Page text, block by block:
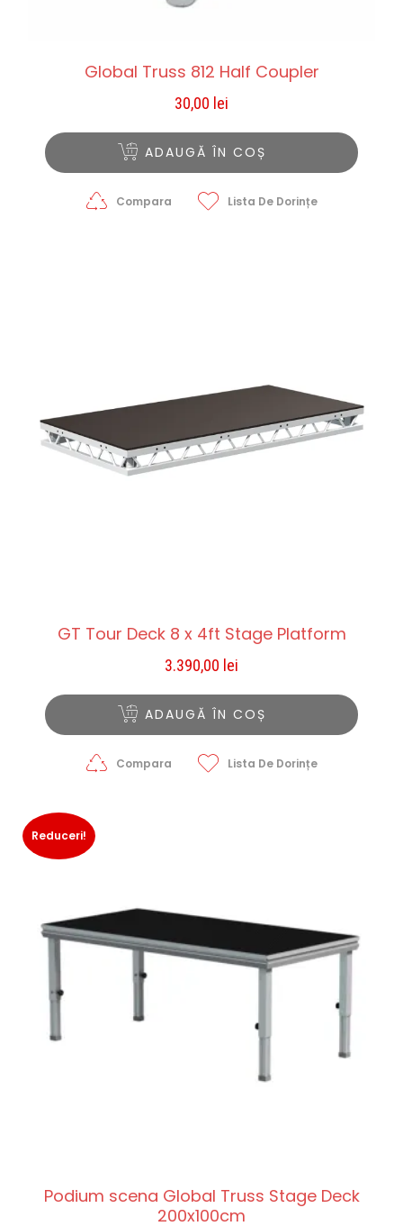
Global Truss 812 Half Coupler
30,00 lei
ADAUGĂ ÎN COȘ
Compara Lista De Dorințe
GT Tour Deck 8 x 4ft Stage Platform
3.390,00 lei
ADAUGĂ ÎN COȘ
Compara Lista De Dorințe
Reduceri!
Podium scena Global Truss Stage Deck
200x100cm